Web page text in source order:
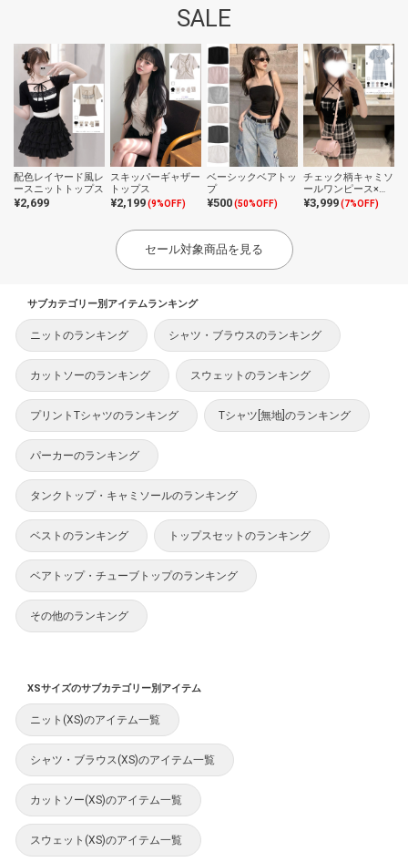
SALE
配色レイヤード風レ
ースニットトップス
¥2,699
スキッパーギャザー
トップス
¥2,199(9%OFF)
ベーシックベアトッ
プ
¥500(50%OFF)
チェック柄キャミソ
ールワンピース×ク
ロップドトップスニ
ットアンサンブル
¥3,999(7%OFF)
セール対象商品を見る
サブカテゴリー別アイテムランキング
ニットのランキング シャツ・ブラウスのランキング
カットソーのランキング スウェットのランキング
プリントTシャツのランキング Tシャツ[無地]のランキング
パーカーのランキング
タンクトップ・キャミソールのランキング
ベストのランキング トップスセットのランキング
ベアトップ・チューブトップのランキング
その他のランキング
XSサイズのサブカテゴリー別アイテム
ニット(XS)のアイテム一覧
シャツ・ブラウス(XS)のアイテム一覧
カットソー(XS)のアイテム一覧
スウェット(XS)のアイテム一覧